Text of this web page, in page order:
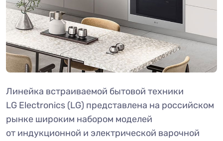
Линейка встраиваемой бытовой техники
LG Electronics (LG) представлена на российском
рынке широким набором моделей
от индукционной и электрической варочной